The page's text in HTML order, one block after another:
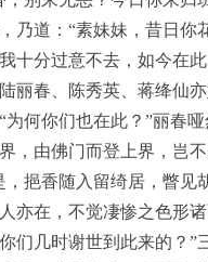
乃道：“素妹妹，昔日你
十分过意不去，如今在
丽春、陈秀英、蒋绛仙
为何你们也在此？”丽春
，由佛门而登上界，岂
，挹香随入留绮居，瞥见
亦在，不觉凄惨之色形
们几时谢世到此来的？”